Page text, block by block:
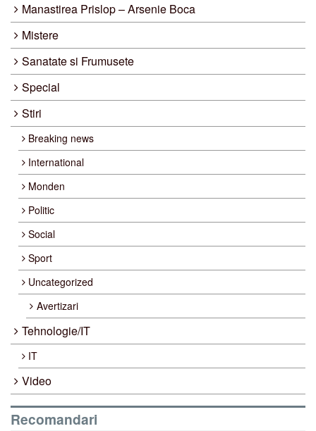
Manastirea Prislop – Arsenie Boca
Mistere
Sanatate si Frumusete
Special
Stiri
Breaking news
International
Monden
Politic
Social
Sport
Uncategorized
Avertizari
Tehnologie/IT
IT
Video
Recomandari